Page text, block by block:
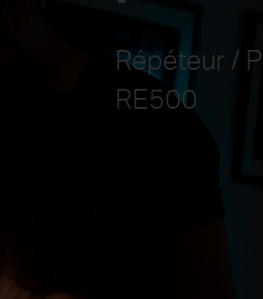
Répéteur /
RE500